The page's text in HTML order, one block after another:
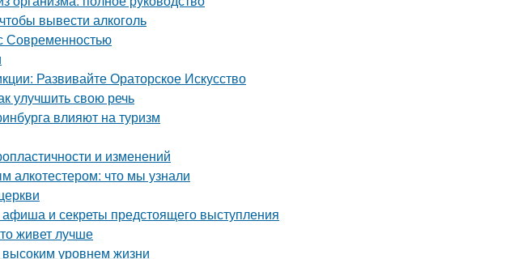
вывести алкоголь
Современностью
Развивайте Ораторское Искусство
улучшить свою речь
влияют на туризм
и изменений
алкотестером: что мы узнали
и секреты предстоящего выступления
живет лучше
высоким уровнем жизни